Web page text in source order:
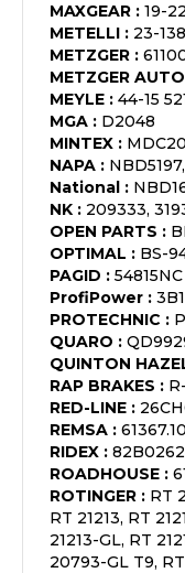
MAXGEAR : 19-
METELLI : 23-
METZGER :
METZGER
MEYLE : 44-15
MGA : D2048
MINTEX :
NAPA :
National :
NK : 209333,
OPEN PARTS :
OPTIMAL : BS-
PAGID : 54815NC
ProfiPower :
PROTECHNIC :
QUARO :
QUINTON
RAP BRAKES :
RED-LINE :
REMSA :
RIDEX : 82B0262
ROADHOUSE :
ROTINGER : RT
RT 21213, RT
21213-GL, RT
20793-GL T9,